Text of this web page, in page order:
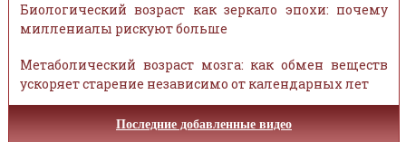
Биологический возраст как зеркало эпохи: почему
миллениалы рискуют больше
Метаболический возраст мозга: как обмен веществ
ускоряет старение независимо от календарных лет
Последние добавленные видео